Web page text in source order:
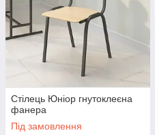
Стілець Юніор гнутоклеєна
фанера
Під замовлення